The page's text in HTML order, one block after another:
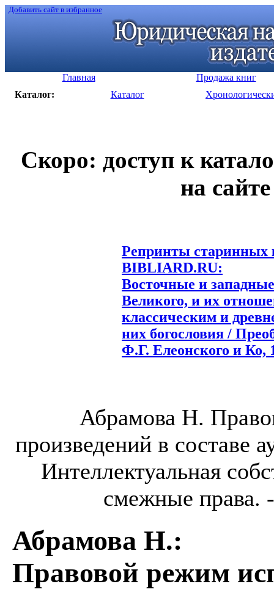
Добавить сайт в избранное
Главная
Продажа книг
Каталог:
Каталог
Скоро: доступ к
на
Репринты старинных
BIBLIARD.RU:
Восточные и
Великого, и их
классическим и
них богословия /
Ф.Г. Елеонского и Ко,
Абрамова Н.
произведений в составе
Интеллектуальная
смежные
Абрамова Н.:
Правовой режим